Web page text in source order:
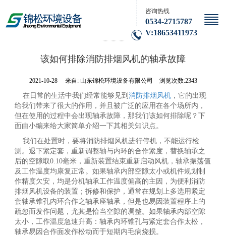
咨询热线
0534-2715787
V:18653411973
该如何排除消防排烟风机的轴承故障
2021-10-28 来自: 山东锦松环境设备有限公司 浏览次数:2343
在日常的生活中我们经常能够见到消防排烟风机 ，它的出现
给我们带来了很大的作用，并且被广泛的应用在各个场所内，
但在使用的过程中会出现轴承故障，那我们该如何排除呢？下
面由小编来给大家简单介绍一下其相关知识点。
我们在处置时，要将消防排烟风机进行停机，不能运行检
测。退下紧定套，重新调整轴与内环的合作紧度，替换轴承之
后的空隙取0.10毫米，重新装置结束重新启动风机，轴承振荡值
及工作温度均康复正常。如果轴承内部空隙太小或机件规划制
作精度欠安，均是分机轴承工作温度偏高的主因，为便利消防
排烟风机设备的装置；拆修和保护，通常在规划上多选用紧定
套轴承锥孔内环合作之轴承座轴承，但是也易因装置程序上的
疏忽而发作问题，尤其是恰当空隙的凋整。如果轴承内部空隙
太小，工作温度急速升高：轴承内环锥孔与紧定套合作太松，
轴承易因合作面发作松动而于短期内毛病烧损。